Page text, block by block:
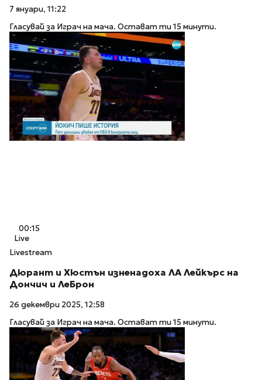
7 януари, 11:22
Гласувай за Играч на мача. Остават ти 15 минути.
00:15
Live
Livestream
Дюрант и Хюстън изненадоха ЛА Лейкърс на
Дончич и ЛеБрон
26 декември 2025, 12:58
Гласувай за Играч на мача. Остават ти 15 минути.